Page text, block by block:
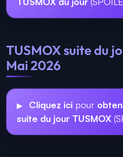
TUSMOX suite du
Mai 2026
Cliquez ici pour
suite du jour TUSMOX